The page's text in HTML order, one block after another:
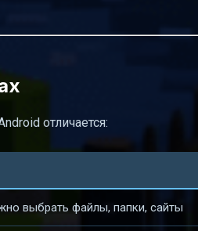
отличается:
выбрать файлы, папки, сайты